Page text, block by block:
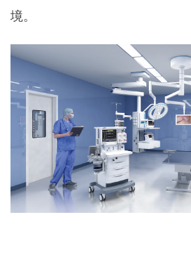
境。